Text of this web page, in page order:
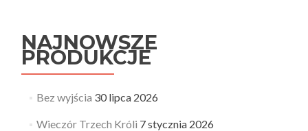
NAJNOWSZE
PRODUKCJE
Bez wyjścia 30 lipca 2026
Wieczór Trzech Króli 7 stycznia 2026